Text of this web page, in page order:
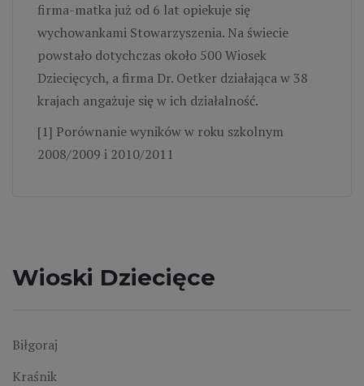
firma-matka już od 6 lat opiekuje się
wychowankami Stowarzyszenia. Na świecie
powstało dotychczas około 500 Wiosek
Dziecięcych, a firma Dr. Oetker działająca w 38
krajach angażuje się w ich działalność.
[1] Porównanie wyników w roku szkolnym
2008/2009 i 2010/2011
Wioski Dziecięce
Biłgoraj
Kraśnik